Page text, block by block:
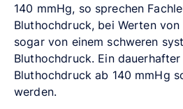
140 mmHg, so sprechen
Bluthochdruck, bei Werten von
sogar von einem schweren
Bluthochdruck. Ein
Bluthochdruck ab 140 mmHg
werden.